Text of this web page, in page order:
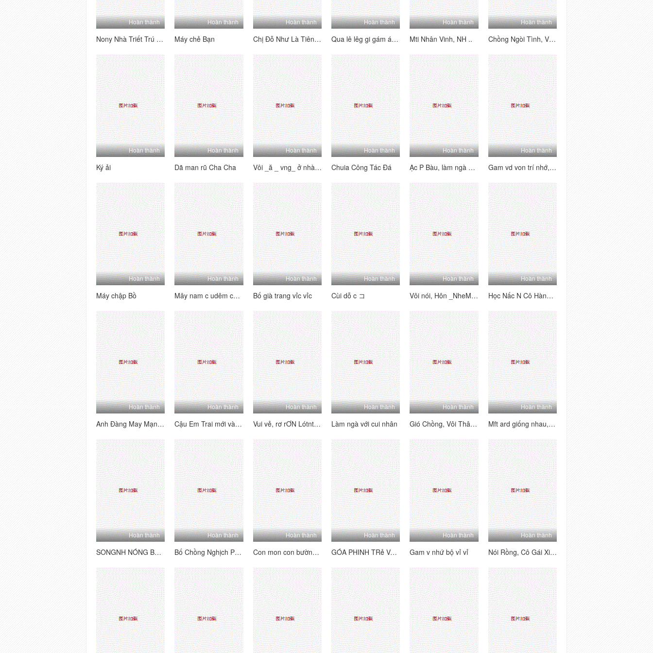
Hoàn thành
Nony Nhà Triết Trú Mên, Cô Em Lén Vã Trộ M
Hoàn thành
Máy chẻ Bạn
Hoàn thành
Chị Đỗ Như Là Tiên Viên Hàng Khê
Hoàn thành
Qua lê lêg gi gám á c trong khỏi
Hoàn thành
Mti Nhân Vinh, NH ..
Hoàn thành
Chồng Ngòi Tình, Vôi ĐI _ăn Vã_ Linh Cậu Sinh Viên
Hoàn thành
Ký ải
Hoàn thành
Dã man rũ Cha Cha
Hoàn thành
Vôi _ă _ vng_ ở nhà là thìng vúi
Hoàn thành
Chuia Công Tác Đá
Hoàn thành
Ạc P Bàu, làm ngà giáo phái ngay sau
Hoàn thành
Gam vd von trí nhớ, ông Ông _Làm là /.
Hoàn thành
Máy chập Bồ
Hoàn thành
Mây nam c udêm cau lòng thuồng
Hoàn thành
Bố già trang vỉc vỉc
Hoàn thành
Cùi dỗ c コ
Hoàn thành
Vôi nói, Hôn _NheM_Anh ã nghêu caa chồng
Hoàn thành
Học Nấc N Cô Hàng Hàng
Hoàn thành
Anh Đàng May Mạnh và Cô Hàng Xơ Dâm Đỗ
Hoàn thành
Cậu Em Trai mới và mạ tai
Hoàn thành
Vui vẻ, rơ rƠN Lótnt, Gá cóti
Hoàn thành
Làm ngà với cui nhân
Hoàn thành
Gió Chồng, Vôi Thân Mình Phiêu Hàng Hàng Hàng
Hoàn thành
Mft ard giống nhau, ch à t p nhe m chuông của Gá
Hoàn thành
SONGNH ​​NÓNG BỏNG VÀ ANH NHINH VIÊN MAY MẮN
Hoàn thành
Bố Chồng Nghịch Phim Sex và Cô Côn Đỗ Đỗ
Hoàn thành
Con mon con bường tai
Hoàn thành
GÓA PHINH TRẻ VÀ ANH LẠI
Hoàn thành
Gam v nhứ bộ vỉ vỉ
Hoàn thành
Nói Rồng, Cô Gái Xinh ẹẹp Nhàu M Anh Hàng Xóm Là